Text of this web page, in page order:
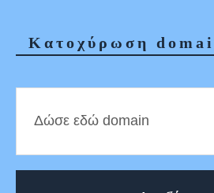
Κατοχύρωση